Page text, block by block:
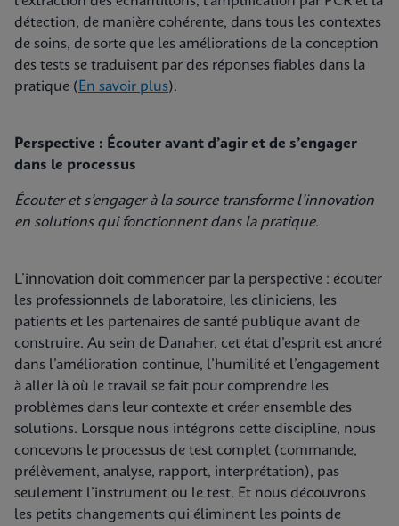
détection, de manière cohérente, dans tous les contextes
de soins, de sorte que les améliorations de la conception
des tests se traduisent par des réponses fiables dans la
pratique ( En savoir plus).
Perspective : Écouter avant d’agir et de s’engager
dans le processus
Écouter et s’engager à la source transforme l’innovation
en solutions qui fonctionnent dans la pratique.
L’innovation doit commencer par la perspective : écouter
les professionnels de laboratoire, les cliniciens, les
patients et les partenaires de santé publique avant de
construire. Au sein de Danaher, cet état d’esprit est ancré
dans l’amélioration continue, l’humilité et l’engagement
à aller là où le travail se fait pour comprendre les
problèmes dans leur contexte et créer ensemble des
solutions. Lorsque nous intégrons cette discipline, nous
concevons le processus de test complet (commande,
prélèvement, analyse, rapport, interprétation), pas
seulement l’instrument ou le test. Et nous découvrons
les petits changements qui éliminent les points de